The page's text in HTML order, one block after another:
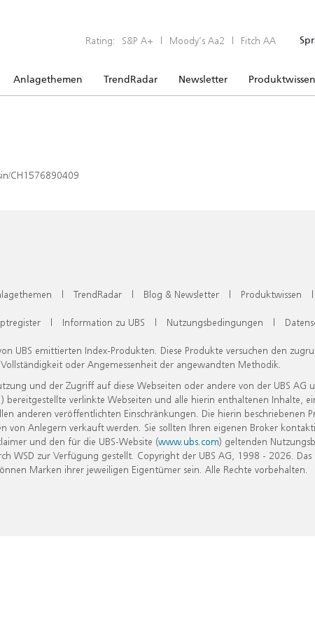
Rating: S&P A+ | Moody’s Aa2 | Fitch AA
Anlagethemen TrendRadar Newsletter Produktwissen
CH1576890409
| TrendRadar | Blog & Newsletter | Produktwissen |
| Information zu UBS | Nutzungsbedingungen |
UBS emittierten Index-Produkten. Diese Produkte versuchen den
oder Angemessenheit der angewandten Methodik.
und der Zugriff auf diese Webseiten oder andere von der UBS AG
verlinkte Webseiten und alle hierin enthaltenen Inhalte,
anderen veröffentlichten Einschränkungen. Die hierin beschriebenen
Anlegern verkauft werden. Sie sollten Ihren eigenen Broker
und den für die UBS-Website (www.ubs.com) geltenden
zur Verfügung gestellt. Copyright der UBS AG, 1998 - 2026. Das
Marken ihrer jeweiligen Eigentümer sein. Alle Rechte vorbehalten.